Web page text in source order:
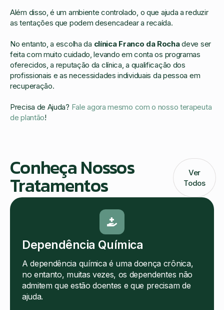
Além disso, é um ambiente controlado, o que ajuda a reduzir
as tentações que podem desencadear a recaída.
No entanto, a escolha da clínica Franco da Rochadeve ser
feita com muito cuidado, levando em conta os programas
oferecidos, a reputação da clínica, a qualificação dos
profissionais e as necessidades individuais da pessoa em
recuperação.
Precisa de Ajuda? Fale agora mesmo com o nosso terapeuta
de plantão!
Conheça Nossos
Tratamentos
Ver
Todos
Dependência Química
A dependência química é uma doença crônica,
no entanto, muitas vezes, os dependentes não
admitem que estão doentes e que precisam de
ajuda.